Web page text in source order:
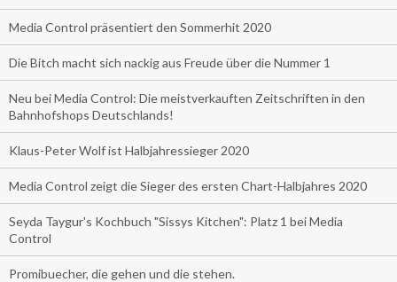
Media Control präsentiert den Sommerhit 2020
Die Bitch macht sich nackig aus Freude über die Nummer 1
Neu bei Media Control: Die meistverkauften Zeitschriften in den
Bahnhofshops Deutschlands!
Klaus-Peter Wolf ist Halbjahressieger 2020
Media Control zeigt die Sieger des ersten Chart-Halbjahres 2020
Seyda Taygur's Kochbuch "Sissys Kitchen": Platz 1 bei Media
Control
Promibuecher, die gehen und die stehen.